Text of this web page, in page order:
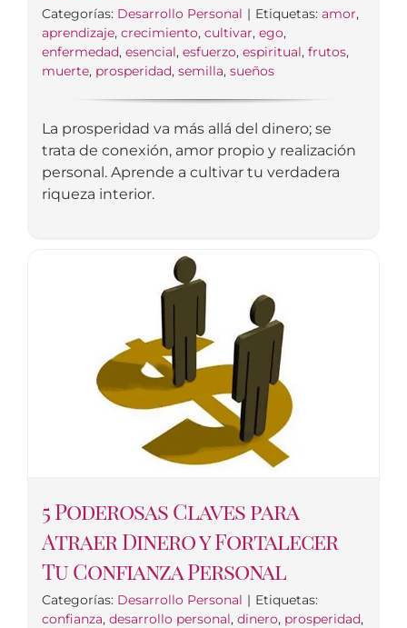
Categorías: Desarrollo Personal | Etiquetas: amor,
aprendizaje, crecimiento, cultivar, ego,
enfermedad, esencial, esfuerzo, espiritual, frutos,
muerte, prosperidad, semilla, sueños
La prosperidad va más allá del dinero; se
trata de conexión, amor propio y realización
personal. Aprende a cultivar tu verdadera
riqueza interior.
5 Poderosas Claves para
Atraer Dinero y Fortalecer
Tu Confianza Personal
Categorías: Desarrollo Personal | Etiquetas:
confianza, desarrollo personal, dinero, prosperidad,